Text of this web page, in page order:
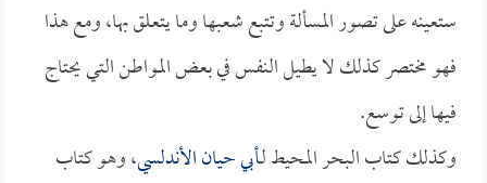
ستعينه على تصور المسألة وتتبع شعبها وما يتعلق بها، ومع هذا
فهو مختصر كذلك لا يطيل النفس في بعض المواطن التي يحتاج
فيها إلى توسع.
وكذلك كتاب البحر المحيط لـأبي حيان الأندلسي، وهو كتاب